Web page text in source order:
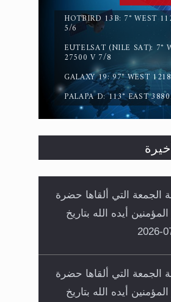
عليها.. ليس العكس
HOTBIRD 13B: 7° WEST
5/6
EUTELSAT (NILE SAT): 7°
27500 V 7/8
GALAXY 19: 97° WEST
PALAPA D: 113° EAST
الجمعة التي ألقاها حضرة
المؤمنين أيده الله بتاريخ
الجمعة التي ألقاها حضرة
المؤمنين أيده الله بتاريخ